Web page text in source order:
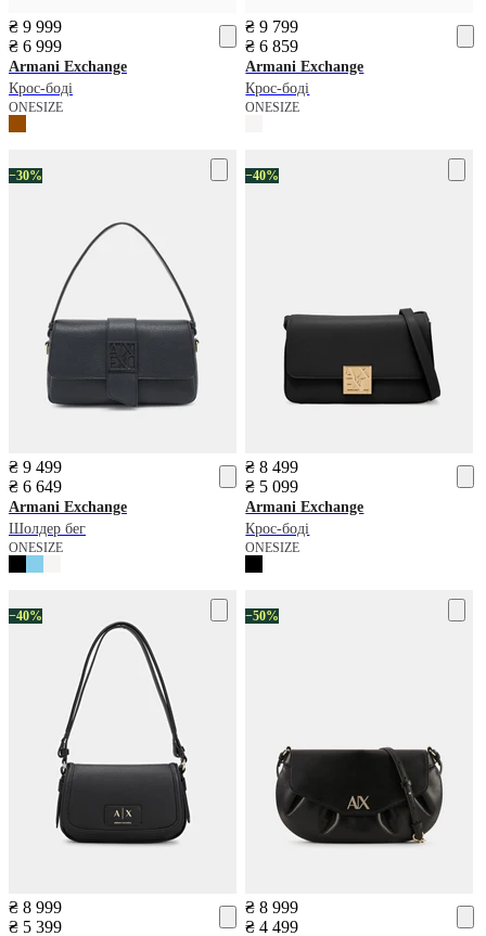
₴ 9 999
₴ 6 999
Armani Exchange
Крос-боді
ONESIZE
₴ 9 799
₴ 6 859
Armani Exchange
Крос-боді
ONESIZE
−30%
₴ 9 499
₴ 6 649
Armani Exchange
Шолдер бег
ONESIZE
−40%
₴ 8 499
₴ 5 099
Armani Exchange
Крос-боді
ONESIZE
−40%
₴ 8 999
₴ 5 399
−50%
₴ 8 999
₴ 4 499